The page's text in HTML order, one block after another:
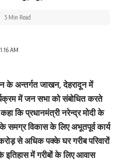
AM
5 Min Read
के अन्तर्गत जाखन, देहरादून में
में जन सभा को संबोधित करते
कि प्रधानमंत्री नरेन्द्र मोदी के
विकास के लिए अभूतपूर्व कार्य
से अधिक पक्के घर गरीब परिवारों
में गरीबों के लिए आवास